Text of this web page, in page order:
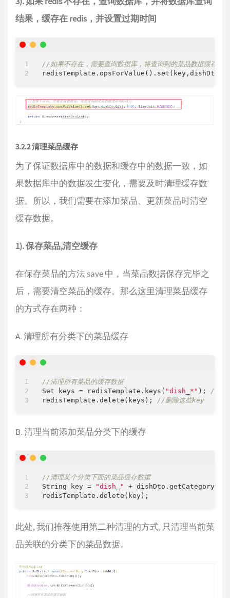
结果，缓存在 redis，并设置过期时间
//如果不存在，需要查询数据库，将查询到的菜品数据缓存到
3.2.2 清理菜品缓存
为了保证数据库中的数据和缓存中的数据一致，如
果数据库中的数据发生变化，需要及时清理缓存数
据。所以，我们需要在添加菜品、更新菜品时清空
缓存数据。
1). 保存菜品,清空缓存
在保存菜品的方法 save 中，当菜品数据保存完毕之
后，需要清空菜品的缓存。那么这里清理菜品缓存
的方式存在两种：
A. 清理所有分类下的菜品缓存
//清理所有菜品的缓存数据
Set keys = redisTemplate.keys( "dish_*" ); //获
redisTemplate.delete(keys); //删除这些key
B. 清理当前添加菜品分类下的缓存
//清理某个分类下面的菜品缓存数据
String key =
"dish_"
+
此处, 我们推荐使用第二种清理的方式, 只清理当前菜
品关联的分类下的菜品数据。